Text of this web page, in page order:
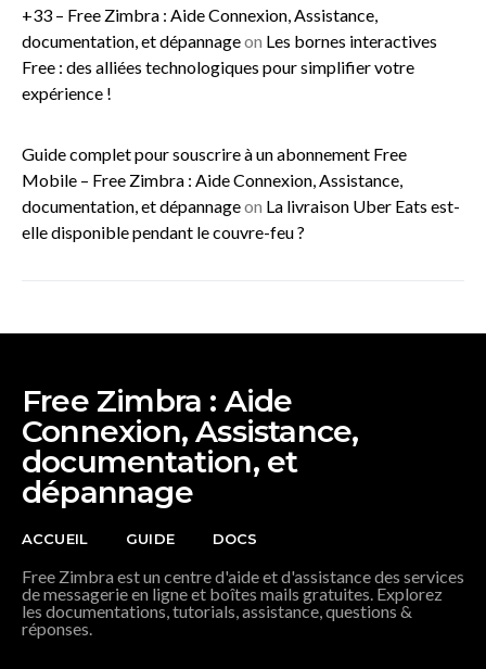
+33 – Free Zimbra : Aide Connexion, Assistance,
documentation, et dépannageon Les bornes interactives
Free : des alliées technologiques pour simplifier votre
expérience !
Guide complet pour souscrire à un abonnement Free
Mobile – Free Zimbra : Aide Connexion, Assistance,
documentation, et dépannageon La livraison Uber Eats est-
elle disponible pendant le couvre-feu ?
Free Zimbra : Aide
Connexion, Assistance,
documentation, et
dépannage
ACCUEIL GUIDE DOCS
Free Zimbra est un centre d'aide et d'assistance des services
de messagerie en ligne et boîtes mails gratuites. Explorez
les documentations, tutorials, assistance, questions &
réponses.